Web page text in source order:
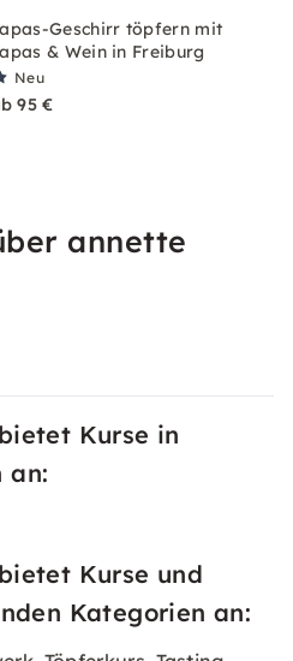
Geschirr töpfern mit
& Wein in Freiburg
Neu
95 €
annette
Kurse in
an:
Kurse und
Kategorien an: